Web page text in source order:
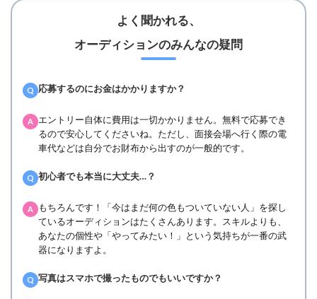
よく聞かれる、
オーディションのみんなの疑問
Q 応募するのにお金はかかりますか？
A
エントリー自体に費用は一切かかりません。無料で応募でき
るので安心してくださいね。ただし、面接会場へ行く際の電
車代などは自分でお財布から出すのが一般的です。
Q 初心者でも本当に大丈夫…？
A
もちろんです！「今はまだ何の色もついていない人」を探し
ているオーディションはたくさんあります。スキルよりも、
あなたの個性や「やってみたい！」という気持ちが一番の武
器になりますよ。
Q 写真はスマホで撮ったものでもいいですか？